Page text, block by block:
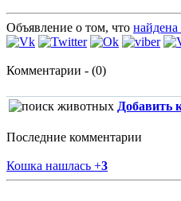
Объявление о том, что найдена
Комментарии - (0)
Добавить
Последние комментарии
Кошка нашлась +3